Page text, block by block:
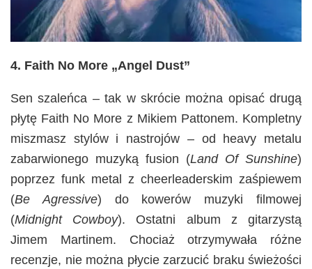
4. Faith No More „Angel Dust”
Sen szaleńca – tak w skrócie można opisać drugą
płytę Faith No More z Mikiem Pattonem. Kompletny
miszmasz stylów i nastrojów – od heavy metalu
zabarwionego muzyką fusion (Land Of Sunshine)
poprzez funk metal z cheerleaderskim zaśpiewem
(Be Agressive) do kowerów muzyki filmowej
(Midnight Cowboy). Ostatni album z gitarzystą
Jimem Martinem. Chociaż otrzymywała różne
recenzje, nie można płycie zarzucić braku świeżości